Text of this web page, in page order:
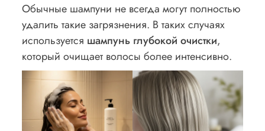
Обычные шампуни не всегда могут полностью
удалить такие загрязнения. В таких случаях
используется шампунь глубокой очистки,
который очищает волосы более интенсивно.